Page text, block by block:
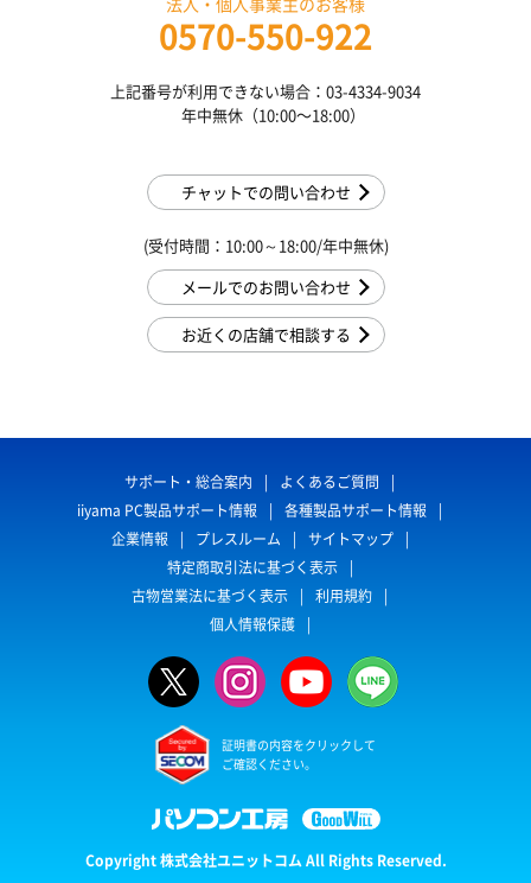
0570-550-922
上記番号が利用できない場合：03-4334-9034
年中無休（10:00〜18:00）
チャットでの問い合わせ
(受付時間：10:00～18:00/年中無休)
メールでのお問い合わせ
お近くの店舗で相談する
サポート・総合案内
よくあるご質問
iiyama PC製品サポート情報
各種製品サポート情報
企業情報
プレスルーム
サイトマップ
特定商取引法に基づく表示
古物営業法に基づく表示
利用規約
個人情報保護
証明書の内容をクリックして
ご確認ください。
Copyright 株式会社ユニットコム All Rights Reserved.